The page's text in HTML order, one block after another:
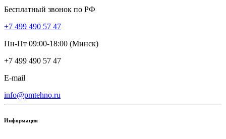
Бесплатный звонок по РФ
+7 499 490 57 47
Пн-Пт 09:00-18:00 (Минск)
+7 499 490 57 47
E-mail
info@pmtehno.ru
Информация